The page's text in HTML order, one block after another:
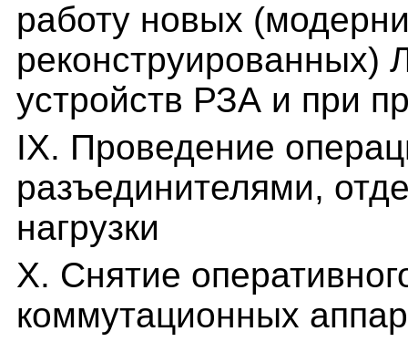
работу новых
реконструированных)
устройств РЗА и при
IX. Проведение
разъединителями,
нагрузки
X. Снятие
коммутационных